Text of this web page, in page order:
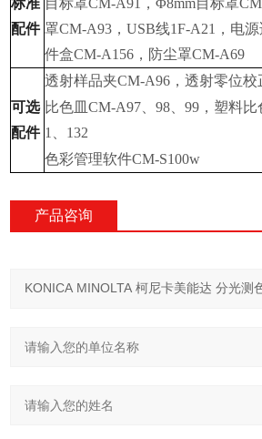
标准
配件
目标罩CM-A91 ，Φ8mm目标罩
罩CM-A93 ，USB线1F-A21 ，电
件盒CM-A156 ，防尘罩CM-A69
可选
配件
透射样品夹CM-A96 ，透射零位
比色皿CM-A97 、98 、99 ，塑料
1
132
色彩管理软件CM-S100w
产品咨询